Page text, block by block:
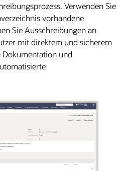
Verwenden Sie
vorhandene
Sie Ausschreibungen an
mit direktem und sicherem
und